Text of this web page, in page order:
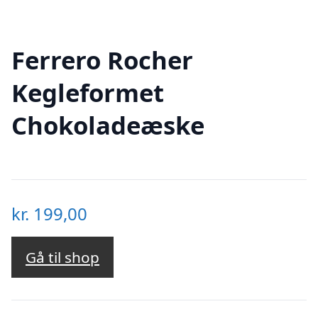
Ferrero Rocher
Kegleformet
Chokoladeæske
kr. 199,00
Gå til shop